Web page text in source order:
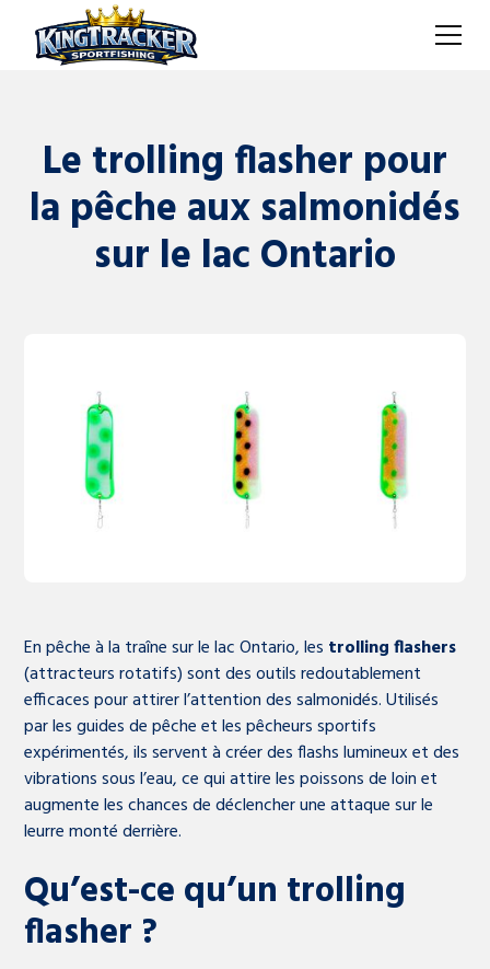
Le trolling flasher pour
la pêche aux salmonidés
sur le lac Ontario
En pêche à la traîne sur le lac Ontario, les trolling flashers
(attracteurs rotatifs) sont des outils redoutablement
efficaces pour attirer l’attention des salmonidés. Utilisés
par les guides de pêche et les pêcheurs sportifs
expérimentés, ils servent à créer des flashs lumineux et des
vibrations sous l’eau, ce qui attire les poissons de loin et
augmente les chances de déclencher une attaque sur le
leurre monté derrière.
Qu’est-ce qu’un trolling
flasher ?